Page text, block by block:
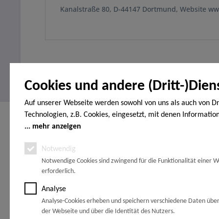
Cookies und andere (Dritt-
Auf unserer Webseite werden sowohl von uns als auch von
Technologien, z.B. Cookies, eingesetzt, mit denen
Endgerät gespeichert und/oder von Ihrem Endgerät
Analyse-, Marketing- und Statistik-Cookies. Bei den
handelt es sich um solche, die technisch notwendig sind, um
gewünschten Dienst bereitzustellen, die übrigen Cookies
Grund einer von Ihnen erteilten Einwilligung gesetzt. Die
freiwillig. Personen, die das 16. Lebensjahr noch nicht
benötigen die Zustimmung der Sorgeberechtigten. Sie können
mehr anzeigen
Notwendig
Notwendige Cookies sind zwingend für die Funktionalität einer
erforderlich.
Analyse
Analyse-Cookies erheben und speichern verschiedene Daten
der Webseite und über die Identität des Nutzers.
Kanalstraße 80, D-44147 Dortmund, Website
Service Hotline
unter:
08071/9288-0
Mo-Fr, 07:30 - 12:00 Uhr, 13:00 - 17:30 Uhr
Sa. 09:00 - 13:00 Uhr